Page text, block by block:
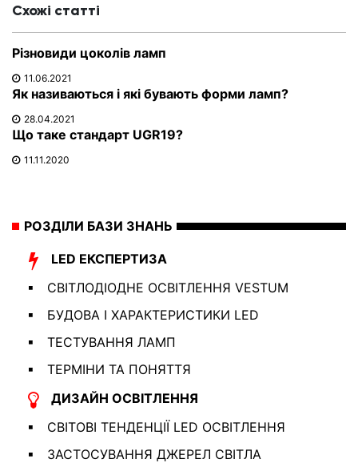
Схожі статті
Різновиди цоколів ламп
11.06.2021
Як називаються і які бувають форми ламп?
28.04.2021
Що таке стандарт UGR19?
11.11.2020
РОЗДІЛИ БАЗИ ЗНАНЬ
LED ЕКСПЕРТИЗА
СВІТЛОДІОДНЕ ОСВІТЛЕННЯ VESTUM
БУДОВА І ХАРАКТЕРИСТИКИ LED
ТЕСТУВАННЯ ЛАМП
ТЕРМІНИ ТА ПОНЯТТЯ
ДИЗАЙН ОСВІТЛЕННЯ
СВІТОВІ ТЕНДЕНЦІЇ LED ОСВІТЛЕННЯ
ЗАСТОСУВАННЯ ДЖЕРЕЛ СВІТЛА